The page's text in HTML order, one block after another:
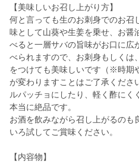
【美味しいお召し上がり方】
何と言っても生のお刺身でのお召
味として山葵や生姜を乗せ、お醤
べると一層サバの旨味がお口に広
べられますので、お刺身もしくは
をつけても美味しいです（※時期
が変わりますことはご了承くださ
ルパッチョにしたり、軽く酢にく
本当に絶品です。
お酒を飲みながら召し上がるのも
いろ試してご賞味ください。
【内容物】